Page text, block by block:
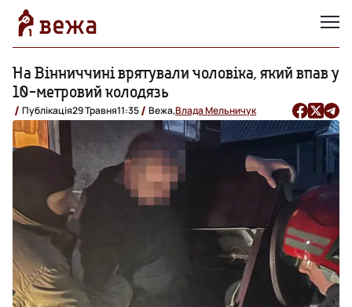
На Вінниччині врятували чоловіка, який впав у
10-метровий колодязь
Публікація29 Травня11:35 Вежа,Влада Мельничук